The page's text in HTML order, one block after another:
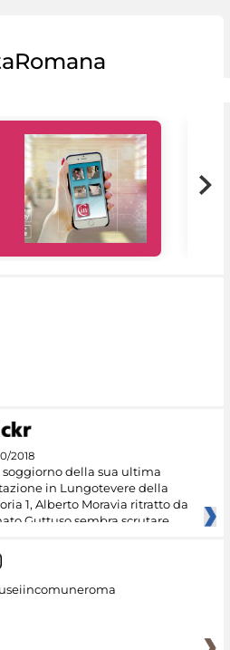
2018
soggiorno della sua ultima
in Lungotevere della
1, Alberto Moravia ritratto da
Guttuso sembra scrutare